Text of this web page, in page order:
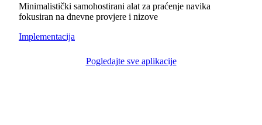
Minimalistički samohostirani alat za praćenje navika
fokusiran na dnevne provjere i nizove
Implementacija
Pogledajte sve aplikacije